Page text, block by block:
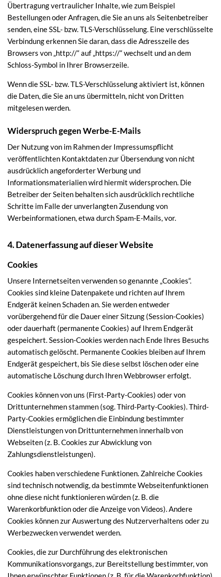
Übertragung vertraulicher Inhalte, wie zum Beispiel
Bestellungen oder Anfragen, die Sie an uns als Seitenbetreiber
senden, eine SSL- bzw. TLS-Verschlüsselung. Eine verschlüsselte
Verbindung erkennen Sie daran, dass die Adresszeile des
Browsers von „http://“ auf „https://“ wechselt und an dem
Schloss-Symbol in Ihrer Browserzeile.
Wenn die SSL- bzw. TLS-Verschlüsselung aktiviert ist, können
die Daten, die Sie an uns übermitteln, nicht von Dritten
mitgelesen werden.
Widerspruch gegen Werbe-E-Mails
Der Nutzung von im Rahmen der Impressumspflicht
veröffentlichten Kontaktdaten zur Übersendung von nicht
ausdrücklich angeforderter Werbung und
Informationsmaterialien wird hiermit widersprochen. Die
Betreiber der Seiten behalten sich ausdrücklich rechtliche
Schritte im Falle der unverlangten Zusendung von
Werbeinformationen, etwa durch Spam-E-Mails, vor.
4. Datenerfassung auf dieser Website
Cookies
Unsere Internetseiten verwenden so genannte „Cookies“.
Cookies sind kleine Datenpakete und richten auf Ihrem
Endgerät keinen Schaden an. Sie werden entweder
vorübergehend für die Dauer einer Sitzung (Session-Cookies)
oder dauerhaft (permanente Cookies) auf Ihrem Endgerät
gespeichert. Session-Cookies werden nach Ende Ihres Besuchs
automatisch gelöscht. Permanente Cookies bleiben auf Ihrem
Endgerät gespeichert, bis Sie diese selbst löschen oder eine
automatische Löschung durch Ihren Webbrowser erfolgt.
Cookies können von uns (First-Party-Cookies) oder von
Drittunternehmen stammen (sog. Third-Party-Cookies). Third-
Party-Cookies ermöglichen die Einbindung bestimmter
Dienstleistungen von Drittunternehmen innerhalb von
Webseiten (z. B. Cookies zur Abwicklung von
Zahlungsdienstleistungen).
Cookies haben verschiedene Funktionen. Zahlreiche Cookies
sind technisch notwendig, da bestimmte Webseitenfunktionen
ohne diese nicht funktionieren würden (z. B. die
Warenkorbfunktion oder die Anzeige von Videos). Andere
Cookies können zur Auswertung des Nutzerverhaltens oder zu
Werbezwecken verwendet werden.
Cookies, die zur Durchführung des elektronischen
Kommunikationsvorgangs, zur Bereitstellung bestimmter, von